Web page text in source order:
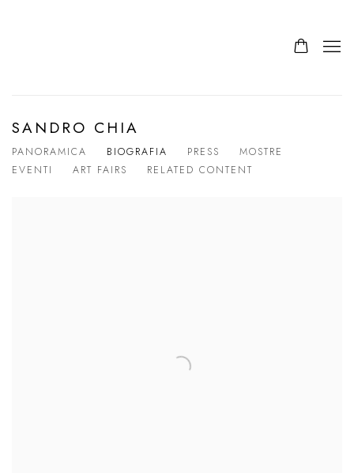
SANDRO CHIA
PANORAMICA BIOGRAFIA PRESS
MOSTRE
EVENTI
ART FAIRS RELATED CONTENT